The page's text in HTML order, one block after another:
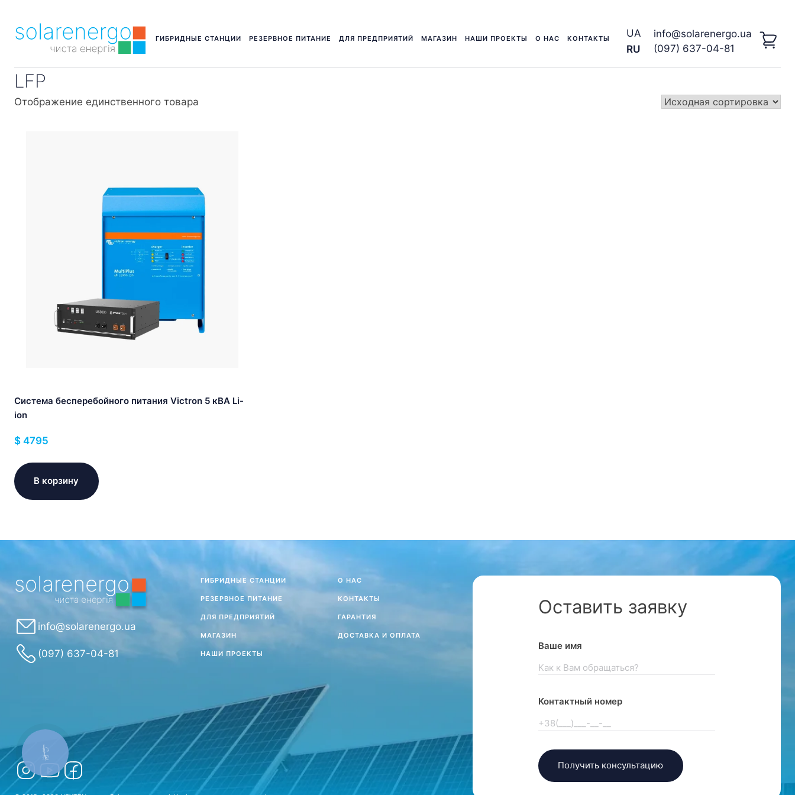
ГИБРИДНЫЕ СТАНЦИИ РЕЗЕРВНОЕ ПИТАНИЕ ДЛЯ ПРЕДПРИЯТИЙ МАГАЗИН НАШИ ПРОЕКТЫ О НАС КОНТАКТЫ
UA
RU
info@solarenergo.ua
(097) 637-04-81
LFP
Отображение единственного товара
Система бесперебойного питания Victron 5 кВА Li-
ion
$ 4795
В корзину
info@solarenergo.ua
(097) 637-04-81
ГИБРИДНЫЕ СТАНЦИИ
РЕЗЕРВНОЕ ПИТАНИЕ
ДЛЯ ПРЕДПРИЯТИЙ
МАГАЗИН
НАШИ ПРОЕКТЫ
О НАС
КОНТАКТЫ
ГАРАНТИЯ
ДОСТАВКА И ОПЛАТА
Оставить заявку
Ваше имя
Контактный номер
КНОПКА
ЗВ'ЯЗКУ